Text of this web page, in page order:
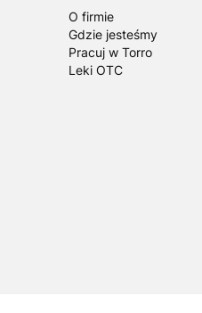
O firmie
Gdzie jesteśmy
Pracuj w Torro
Leki OTC